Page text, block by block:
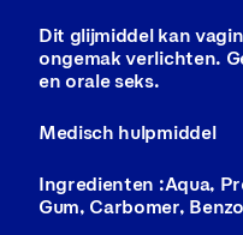
Dit glijmiddel kan
ongemak verlichten.
en orale seks.
Medisch hulpmiddel
Ingredienten :Aqua,
Gum, Carbomer,